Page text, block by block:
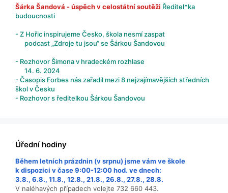
Šárka Šandová - úspěch v celostátní soutěži Ředitel*ka
budoucnosti
- Z Hořic inspirujeme Česko, škola nesmí zaspat
podcast „Zdroje tu jsou“ se Šárkou Šandovou
- Rozhovor Šimona v hradeckém rozhlase
14. 6. 2024
- Časopis Forbes nás zařadil mezi 8 nejzajímavějších středních
škol v Česku
- Rozhovor s ředitelkou Šárkou Šandovou
Úřední hodiny
Během letních prázdnin (v srpnu) jsme vám ve škole
k dispozici v čase 9:00-12:00 hod. ve dnech:
3.8., 6.8., 11.8., 12.8., 21.8., 26.8., 27.8., 28.8.
V naléhavých případech volejte 732 660 443.